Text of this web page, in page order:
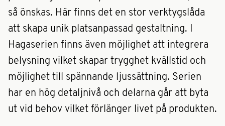
så önskas. Här finns det en stor verktygslåda
att skapa unik platsanpassad gestaltning. I
Hagaserien finns även möjlighet att integrera
belysning vilket skapar trygghet kvällstid och
möjlighet till spännande ljussättning. Serien
har en hög detaljnivå och delarna går att byta
ut vid behov vilket förlänger livet på produkten.